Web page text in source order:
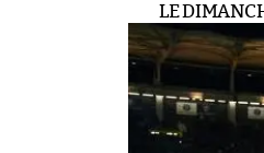
LE